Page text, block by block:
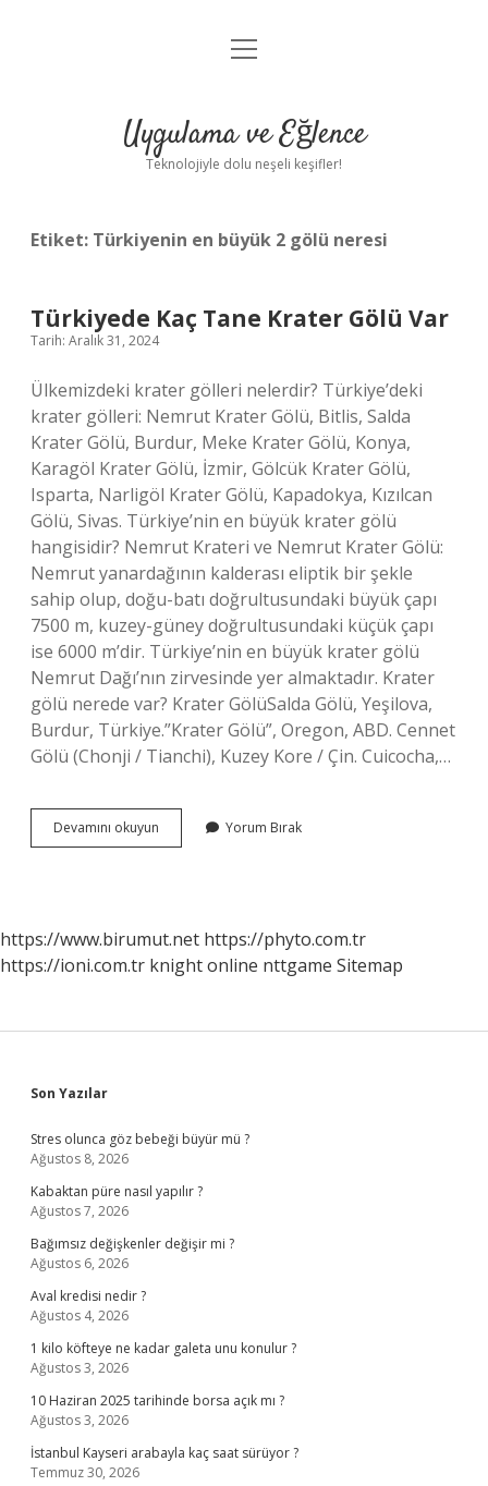
Anasayfa
Yasal Uyarı
menüyü
Uygulama ve Eğlence
Teknolojiyle dolu neşeli keşifler!
Etiket: Türkiyenin en büyük 2 gölü neresi
Türkiyede Kaç Tane Krater Gölü Var
Tarih: Aralık 31, 2024
Ülkemizdeki krater gölleri nelerdir? Türkiye’deki
krater gölleri: Nemrut Krater Gölü, Bitlis, Salda
Krater Gölü, Burdur, Meke Krater Gölü, Konya,
Karagöl Krater Gölü, İzmir, Gölcük Krater Gölü,
Isparta, Narligöl Krater Gölü, Kapadokya, Kızılcan
Gölü, Sivas. Türkiye’nin en büyük krater gölü
hangisidir? Nemrut Krateri ve Nemrut Krater Gölü:
Nemrut yanardağının kalderası eliptik bir şekle
sahip olup, doğu-batı doğrultusundaki büyük çapı
7500 m, kuzey-güney doğrultusundaki küçük çapı
ise 6000 m’dir. Türkiye’nin en büyük krater gölü
Nemrut Dağı’nın zirvesinde yer almaktadır. Krater
gölü nerede var? Krater GölüSalda Gölü, Yeşilova,
Burdur, Türkiye.”Krater Gölü”, Oregon, ABD. Cennet
Gölü (Chonji / Tianchi), Kuzey Kore / Çin. Cuicocha,…
Devamını okuyun Türkiyede
Kaç
Yorum Bırak
https://www.birumut.net https://phyto.com.tr
https://ioni.com.tr knight online nttgame Sitemap
Sidebar
Son Yazılar
Stres olunca göz bebeği büyür mü ?
Ağustos 8, 2026
Kabaktan püre nasıl yapılır ?
Ağustos 7, 2026
Bağımsız değişkenler değişir mi ?
Ağustos 6, 2026
Aval kredisi nedir ?
Ağustos 4, 2026
1 kilo köfteye ne kadar galeta unu konulur ?
Ağustos 3, 2026
10 Haziran 2025 tarihinde borsa açık mı ?
Ağustos 3, 2026
İstanbul Kayseri arabayla kaç saat sürüyor ?
Temmuz 30, 2026